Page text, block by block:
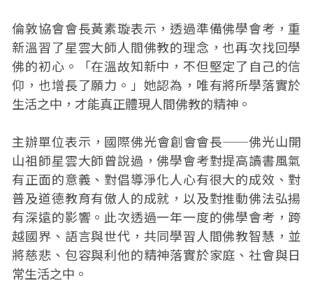
倫敦協會會長黃素璇表示，透過準備佛學會考，重
新溫習了星雲大師人間佛教的理念，也再次找回學
佛的初心。「在溫故知新中，不但堅定了自己的信
仰，也增長了願力。」她認為，唯有將所學落實於
生活之中，才能真正體現人間佛教的精神。
主辦單位表示，國際佛光會創會會長──佛光山開
山祖師星雲大師曾說過，佛學會考對提高讀書風氣
有正面的意義、對倡導淨化人心有很大的成效、對
普及道德教育有傲人的成就，以及對推動佛法弘揚
有深遠的影響。此次透過一年一度的佛學會考，跨
越國界、語言與世代，共同學習人間佛教智慧，並
將慈悲、包容與利他的精神落實於家庭、社會與日
常生活之中。